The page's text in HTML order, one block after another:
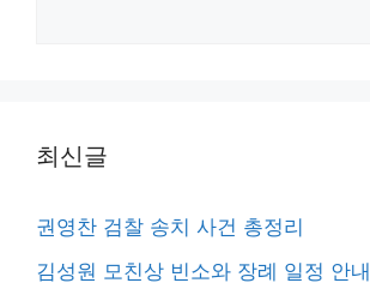
최신글
권영찬 검찰 송치 사건 총정리
김성원 모친상 빈소와 장례 일정 안내